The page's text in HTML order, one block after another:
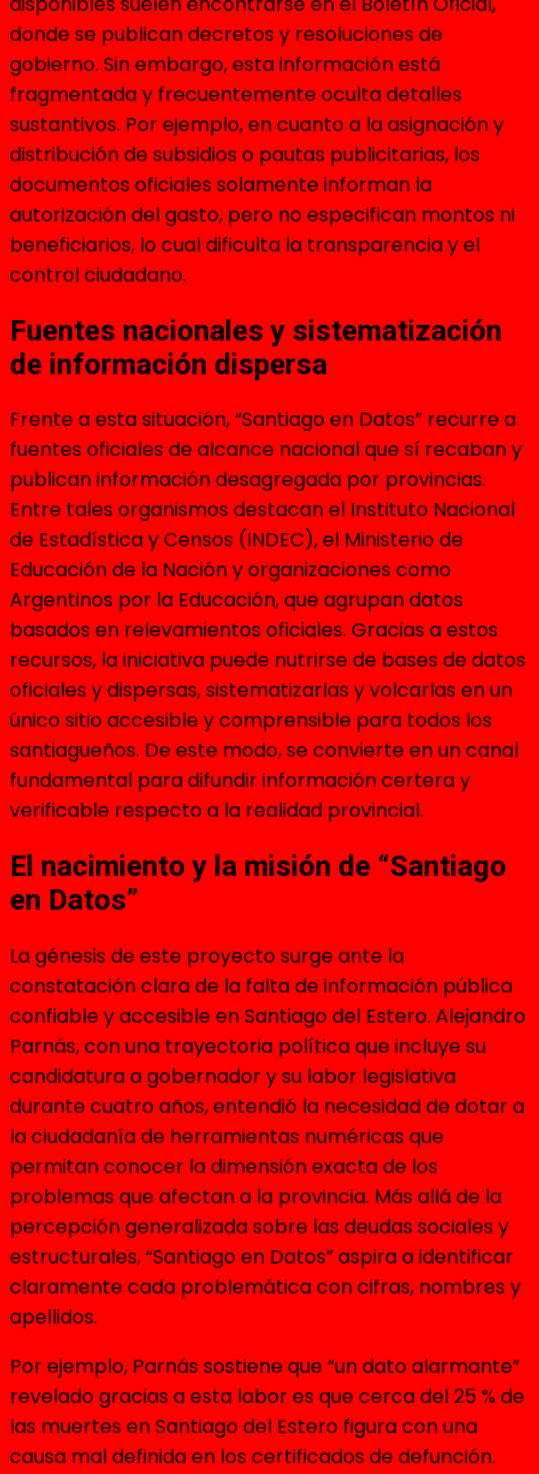
donde se publican decretos y resoluciones de
gobierno. Sin embargo, esta información está
fragmentada y frecuentemente oculta detalles
sustantivos. Por ejemplo, en cuanto a la asignación y
distribución de subsidios o pautas publicitarias, los
documentos oficiales solamente informan la
autorización del gasto, pero no especifican montos ni
beneficiarios, lo cual dificulta la transparencia y el
control ciudadano.
Fuentes nacionales y sistematización
de información dispersa
Frente a esta situación, “Santiago en Datos” recurre a
fuentes oficiales de alcance nacional que sí recaban y
publican información desagregada por provincias.
Entre tales organismos destacan el Instituto Nacional
de Estadística y Censos (INDEC), el Ministerio de
Educación de la Nación y organizaciones como
Argentinos por la Educación, que agrupan datos
basados en relevamientos oficiales. Gracias a estos
recursos, la iniciativa puede nutrirse de bases de datos
oficiales y dispersas, sistematizarlas y volcarlas en un
único sitio accesible y comprensible para todos los
santiagueños. De este modo, se convierte en un canal
fundamental para difundir información certera y
verificable respecto a la realidad provincial.
El nacimiento y la misión de “Santiago
en Datos”
La génesis de este proyecto surge ante la
constatación clara de la falta de información pública
confiable y accesible en Santiago del Estero. Alejandro
Parnás, con una trayectoria política que incluye su
candidatura a gobernador y su labor legislativa
durante cuatro años, entendió la necesidad de dotar a
la ciudadanía de herramientas numéricas que
permitan conocer la dimensión exacta de los
problemas que afectan a la provincia. Más allá de la
percepción generalizada sobre las deudas sociales y
estructurales, “Santiago en Datos” aspira a identificar
claramente cada problemática con cifras, nombres y
apellidos.
Por ejemplo, Parnás sostiene que “un dato alarmante”
revelado gracias a esta labor es que cerca del 25 % de
las muertes en Santiago del Estero figura con una
causa mal definida en los certificados de defunción.